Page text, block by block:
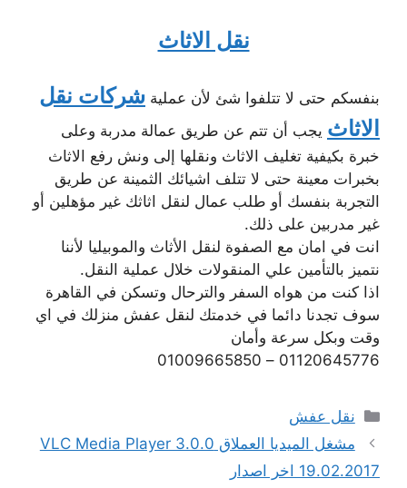
نقل الاثاث
بنفسكم حتى لا تتلفوا شئ لأن عملية شركات نقل
الاثاث يجب أن تتم عن طريق عمالة مدربة وعلى
خبرة بكيفية تغليف الاثاث ونقلها إلى ونش رفع الاثاث
بخبرات معينة حتى لا تتلف اشيائك الثمينة عن طريق
التجربة بنفسك أو طلب عمال لنقل اثاثك غير مؤهلين أو
غير مدربين على ذلك.
انت في امان مع الصفوة لنقل الأثاث والموبيليا لأننا
نتميز بالتأمين علي المنقولات خلال عملية النقل.
اذا كنت من هواه السفر والترحال وتسكن في القاهرة
سوف تجدنا دائما في خدمتك لنقل عفش منزلك في اي
وقت وبكل سرعة وأمان
01120645776 – 01009665850
التصنيفات
نقل عفش
مشغل الميديا العملاق VLC Media Player 3.0.0
19.02.2017 اخر اصدار